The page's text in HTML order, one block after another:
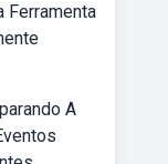
Ferramenta
A